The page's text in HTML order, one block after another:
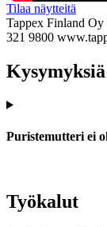
Tilaa näytteitä
Tappex Finland Oy
321 9800
Puristemutteri ei
Työkalut